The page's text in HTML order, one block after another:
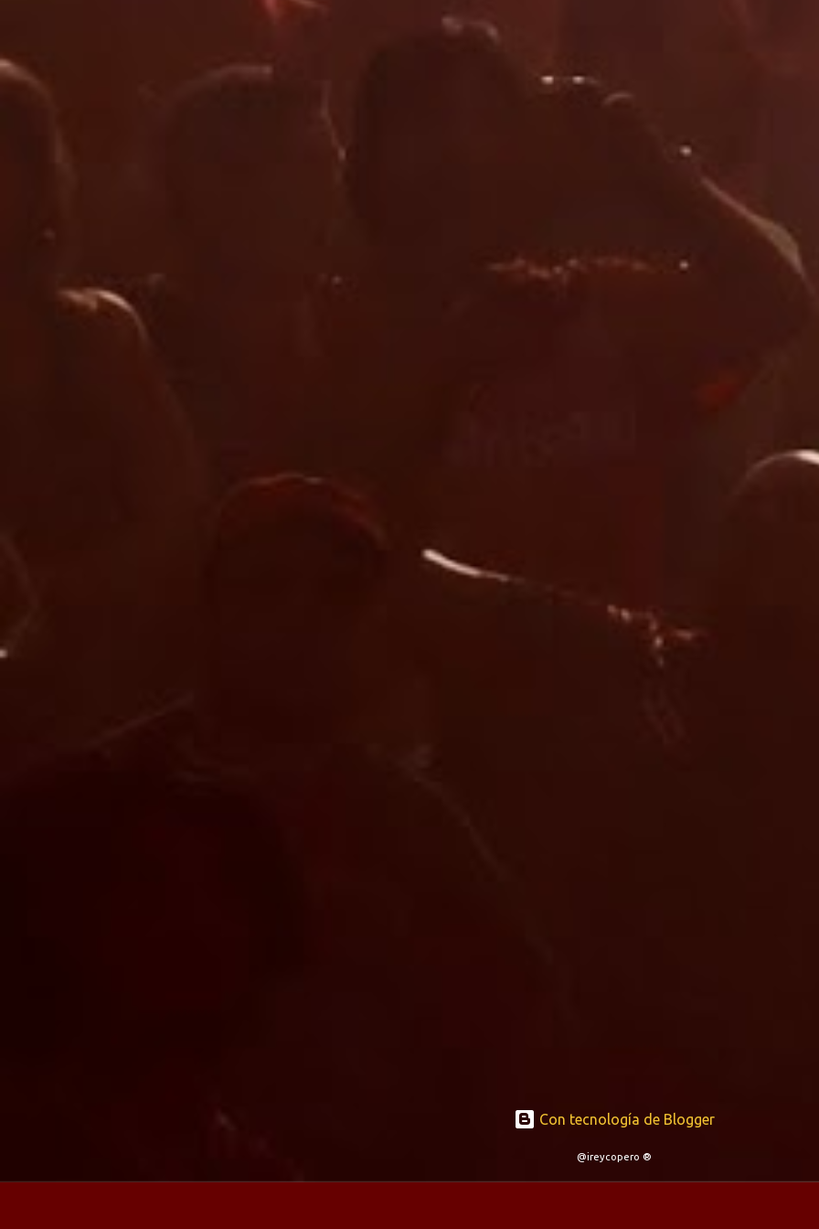
Con tecnología de Blogger
@ireycopero ®